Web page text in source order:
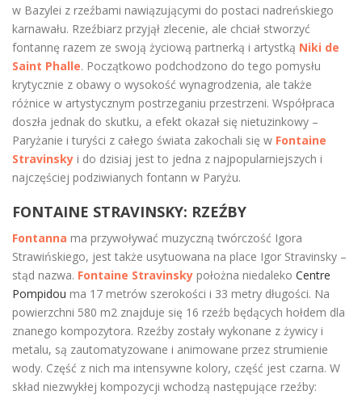
w Bazylei z rzeźbami nawiązującymi do postaci nadreńskiego
karnawału. Rzeźbiarz przyjął zlecenie, ale chciał stworzyć
fontannę razem ze swoją życiową partnerką i artystką Niki de
Saint Phalle. Początkowo podchodzono do tego pomysłu
krytycznie z obawy o wysokość wynagrodzenia, ale także
różnice w artystycznym postrzeganiu przestrzeni. Współpraca
doszła jednak do skutku, a efekt okazał się nietuzinkowy –
Paryżanie i turyści z całego świata zakochali się w Fontaine
Stravinsky i do dzisiaj jest to jedna z najpopularniejszych i
najczęściej podziwianych fontann w Paryżu.
FONTAINE STRAVINSKY: RZEŹBY
Fontanna ma przywoływać muzyczną twórczość Igora
Strawińskiego, jest także usytuowana na place Igor Stravinsky –
stąd nazwa. Fontaine Stravinsky położna niedaleko Centre
Pompidou ma 17 metrów szerokości i 33 metry długości. Na
powierzchni 580 m2 znajduje się 16 rzeźb będących hołdem dla
znanego kompozytora. Rzeźby zostały wykonane z żywicy i
metalu, są zautomatyzowane i animowane przez strumienie
wody. Część z nich ma intensywne kolory, część jest czarna. W
skład niezwykłej kompozycji wchodzą następujące rzeźby: